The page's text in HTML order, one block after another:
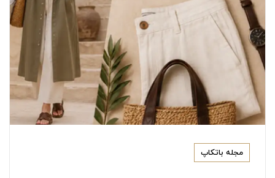
تنوع بیش از ۵ هزار مدل کیف، کفش و محصولات چرمی
ارسال رایگان به سراسر کشور
امکان تعویض یا مرجوعی کالا تا ۳۰ روز
خرید اینترنتی آسان و مطمئن
مجموعه‌ای کامل برای بانوان، آقایان و کودکان
خرید حضوری یا آنلاین؛ هر کدام که برای
شما راحت‌تر است!
مجله باتکاپ